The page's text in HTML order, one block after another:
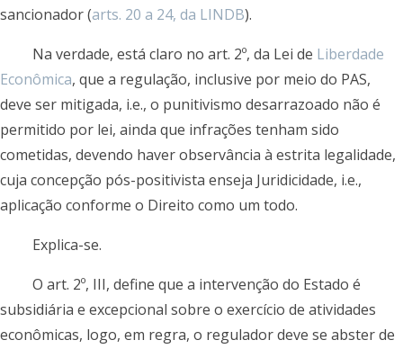
sancionador (arts. 20 a 24, da LINDB).
Na verdade, está claro no art. 2º, da Lei de Liberdade
Econômica, que a regulação, inclusive por meio do PAS,
deve ser mitigada, i.e., o punitivismo desarrazoado não é
permitido por lei, ainda que infrações tenham sido
cometidas, devendo haver observância à estrita legalidade,
cuja concepção pós-positivista enseja Juridicidade, i.e.,
aplicação conforme o Direito como um todo.
Explica-se.
O art. 2º, III, define que a intervenção do Estado é
subsidiária e excepcional sobre o exercício de atividades
econômicas, logo, em regra, o regulador deve se abster de